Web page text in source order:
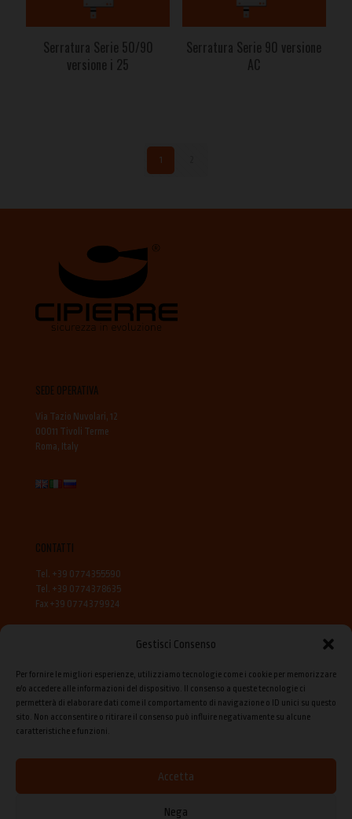
Gestisci Consenso
Per fornire le migliori esperienze, utilizziamo tecnologie come i cookie per memorizzare
e/o accedere alle informazioni del dispositivo. Il consenso a queste tecnologie ci
permetterà di elaborare dati come il comportamento di navigazione o ID unici su questo
sito. Non acconsentire o ritirare il consenso può influire negativamente su alcune
caratteristiche e funzioni.
Accetta
Nega
Serratura Serie 50/90
versione i 25
Serratura Serie 90 versione
AC
1
SEDE OPERATIVA
Via Tazio Nuvolari, 12
00011 Tivoli Terme
Roma, Italy
CONTATTI
Tel. +39 0774355590
Tel. +39 0774378635
Fax +39 0774379924
CONDIZIONI GENERALI DI VENDITA